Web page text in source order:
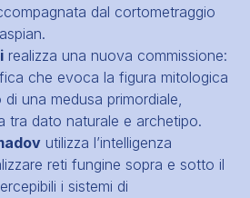
dal cortometraggio
realizza una nuova commissione:
che evoca la figura mitologica
di una medusa primordiale,
tra dato naturale e archetipo.
utilizza l’intelligenza
reti fungine sopra e sotto il
i sistemi di